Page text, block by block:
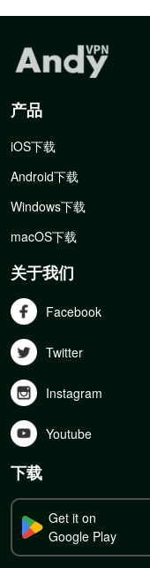
产品
iOS下载
Android下载
Windows下载
macOS下载
关于我们
Facebook
Twitter
Instagram
Youtube
下载
Get it on
Google Play